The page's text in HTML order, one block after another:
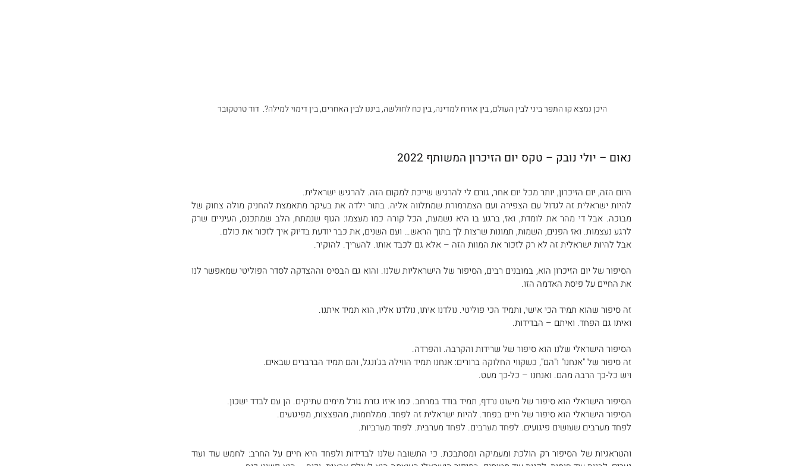
היכן נמצא קו התפר ביני לבין העולם, בין אזרח למדינה, בין כח לחולשה, ביננו לבין האחרים, בין דימוי למילה?.  דוד טרטקובר
נאום – יולי נובק – טקס יום הזיכרון המשותף 2022
היום הזה, יום הזיכרון, יותר מכל יום אחר, גורם לי להרגיש שייכת למקום הזה. להרגיש ישראלית.
לרגע נעצמות. ואז הפנים, השמות, תמונות שרצות לך בתוך הראש… ועם השנים, את כבר יודעת בדיוק איך לזכור את כולם.
אבל להיות ישראלית זה לא רק לזכור את המוות הזה – אלא גם לכבד אותו. להעריך. להוקיר.
את החיים על פיסת האדמה הזו.
זה סיפור שהוא תמיד הכי אישי, ותמיד הכי פוליטי. נולדנו איתו, נולדנו אליו, הוא תמיד איתנו.
ואיתו גם הפחד. ואיתם – הבדידות.
הסיפור הישראלי שלנו הוא סיפור של שרידות והקרבה. והפרדה.
זה סיפור של "אנחנו" ו"הם", כשקווי החלוקה ברורים: אנחנו תמיד הווילה בג'ונגל, והם תמיד הברברים שבאים.
ויש כל-כך הרבה מהם. ואנחנו – כל-כך מעט.
הסיפור הישראלי הוא סיפור של מיעוט נרדף, תמיד בודד במרחב. כמו איזו גזרת גורל מימים עתיקים. הן עם לבדד ישכון.
הסיפור הישראלי הוא סיפור של חיים בפחד. להיות ישראלית זה לפחד. ממלחמות, מהפצצות, מפיגועים.
לפחד מערבים שעושים פיגועים. לפחד מערבים. לפחד מערבית. לפחד מערביות.